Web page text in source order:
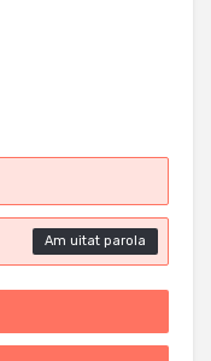
Am uitat parola